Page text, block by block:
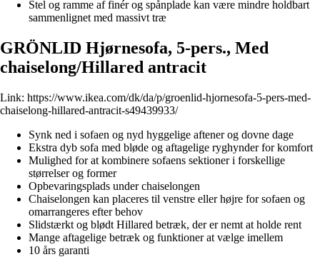
Stel og ramme af finér og spånplade kan være mindre holdbart
sammenlignet med massivt træ
GRÖNLID Hjørnesofa, 5-pers., Med
chaiselong/Hillared antracit
Link: https://www.ikea.com/dk/da/p/groenlid-hjornesofa-5-pers-med-
chaiselong-hillared-antracit-s49439933/
Synk ned i sofaen og nyd hyggelige aftener og dovne dage
Ekstra dyb sofa med bløde og aftagelige ryghynder for komfort
Mulighed for at kombinere sofaens sektioner i forskellige
størrelser og former
Opbevaringsplads under chaiselongen
Chaiselongen kan placeres til venstre eller højre for sofaen og
omarrangeres efter behov
Slidstærkt og blødt Hillared betræk, der er nemt at holde rent
Mange aftagelige betræk og funktioner at vælge imellem
10 års garanti